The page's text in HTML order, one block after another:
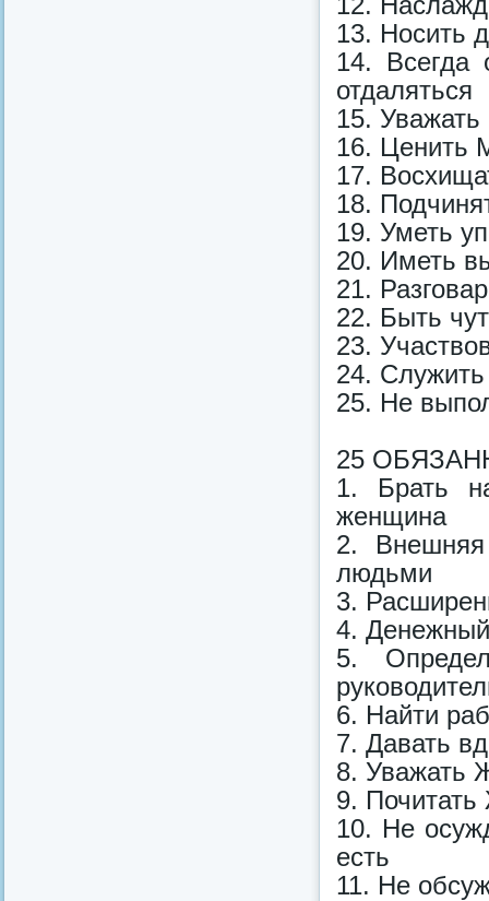
13. Носить
14. Всегда
отдаляться
15.
16. Ценить
17.
18.
19. Уметь
20. Иметь
21.
22. Быть
23.
24.
25. Не
25
1. Брать
женщина
2.
людьми
3.
4.
5.
6. Найти
7. Давать
8. Уважать
9.
10. Не
есть
11. Не